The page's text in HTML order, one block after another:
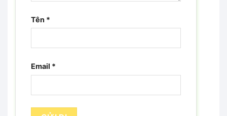
Tên *
Email *